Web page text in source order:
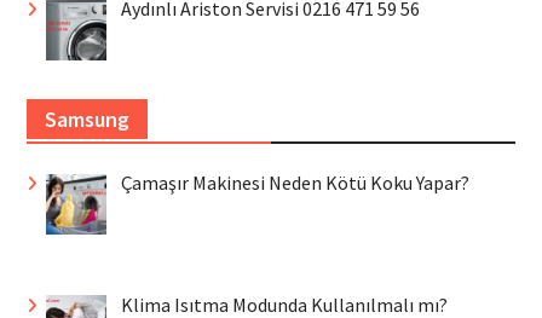
Aydınlı Ariston Servisi 0216 471 59 56
Samsung
Çamaşır Makinesi Neden Kötü Koku Yapar?
Klima Isıtma Modunda Kullanılmalı mı?